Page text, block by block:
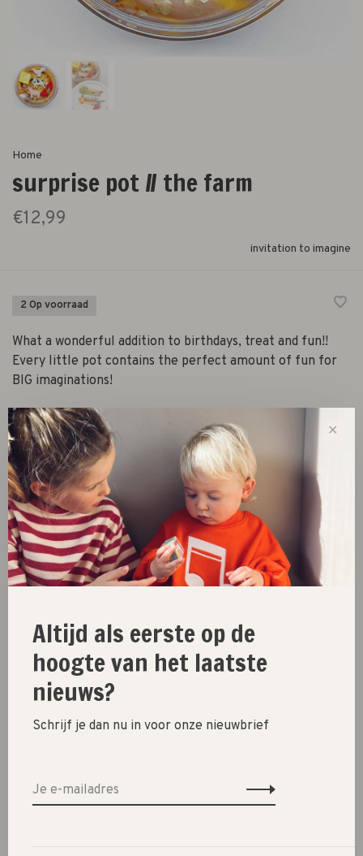
Home
surprise pot // the farm
€12,99
invitation to imagine
2 Op voorraad
What a wonderful addition to birthdays, treat and fun!!
Every little pot contains the perfect amount of fun for
BIG imaginations!
Aantal: +
-
Toevoegen aan winkelwagen
Size guide
New
SALE 30%
Kleding
✕
Altijd als eerste op de
hoogte van het laatste
nieuws?
Schrijf je dan nu in voor onze nieuwbrief